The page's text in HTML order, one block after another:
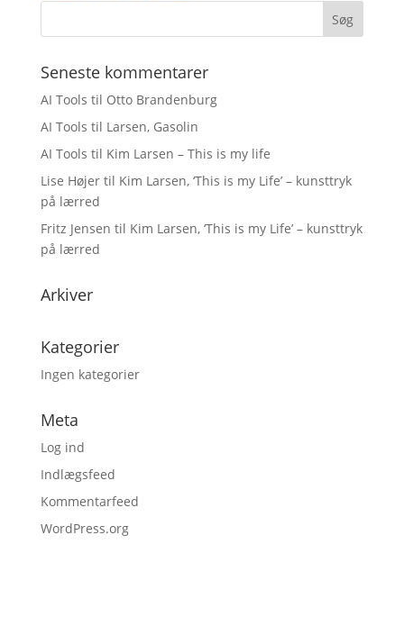
Seneste kommentarer
AI Tools til Otto Brandenburg
AI Tools til Larsen, Gasolin
AI Tools til Kim Larsen – This is my life
Lise Højertil Kim Larsen, ‘This is my Life’ – kunsttryk
på lærred
Fritz Jensen til Kim Larsen, ‘This is my Life’ – kunsttryk
på lærred
Arkiver
Kategorier
Ingen kategorier
Meta
Log ind
Indlægsfeed
Kommentarfeed
WordPress.org